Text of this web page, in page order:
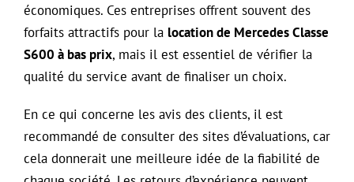
économiques. Ces entreprises offrent souvent des
forfaits attractifs pour la location de Mercedes Classe
S600 à bas prix, mais il est essentiel de vérifier la
qualité du service avant de finaliser un choix.
En ce qui concerne les avis des clients, il est
recommandé de consulter des sites d’évaluations, car
cela donnerait une meilleure idée de la fiabilité de